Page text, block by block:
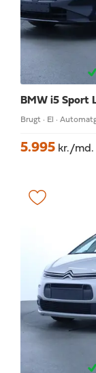
BMW i5 Sport
Brugt · El ·
5.995 kr./md.